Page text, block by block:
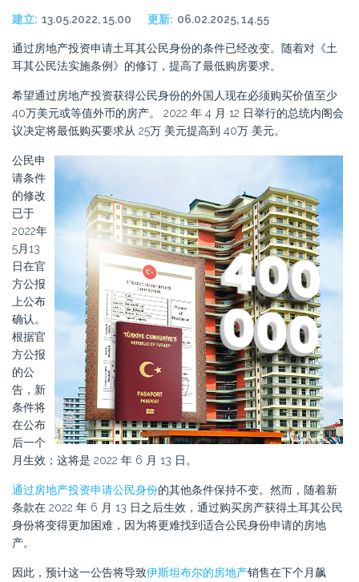
建立: 13.05.2022, 15.00 更新: 06.02.2025, 14.55
通过房地产投资申请土耳其公民身份的条件已经改变。随着对《土
耳其公民法实施条例》的修订，提高了最低购房要求。
希望通过房地产投资获得公民身份的外国人现在必须购买价值至少
40万美元或等值外币的房产。 2022 年 4 月 12 日举行的总统内阁会
议决定将最低购买要求从 25万 美元提高到 40万 美元。
公民申
请条件
的修改
已于
2022年
5月13
日在官
方公报
上公布
确认。
根据官
方公报
的公
告，新
条件将
在公布
后一个
月生效；这将是 2022 年 6 月 13 日。
通过房地产投资申请公民身份的其他条件保持不变。然而，随着新
条款在 2022 年 6 月 13 日之后生效，通过购买房产获得土耳其公民
身份将变得更加困难，因为将更难找到适合公民身份申请的房地
产。
因此，预计这一公告将导致伊斯坦布尔的房地产销售在下个月飙